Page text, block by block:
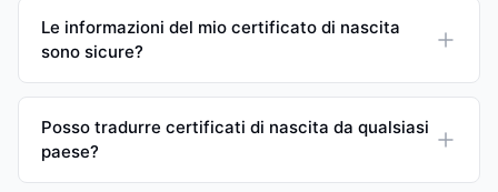
Le informazioni del mio certificato di nascita
sono sicure?
Posso tradurre certificati di nascita da qualsiasi
paese?